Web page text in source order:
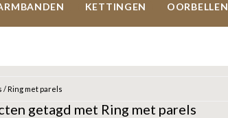
KETTINGEN OORBELLEN
/ Ring met parels
getagd met Ring met parels